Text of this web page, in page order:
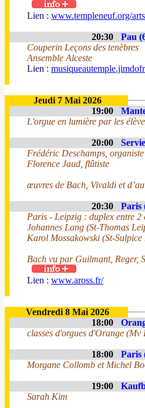
Lien : www.templeneuf.org/
20:30 Pau
Couperin Leçons des tenèbres
Ansemble Alceste
Lien :
Jeudi 7 Mai 2026
19:00
L'orgue en lumière par les
20:00
Frédéric Deschamps, organiste
Florence Jaud, flûtiste
œuvres de Bach, Vivaldi et
20:30 Paris
Paris - Leipzig : duplex entre 2
Johannes Lang (St-Thomas
Karol Mossakowski (St-
Bach vu par Guilmant, Reger,
Lien : www.aross.fr/
Vendredi 8 Mai 2026
18:00
classes d'orgues d'Orange
18:00 Paris
Morgane Collomb et Michel
19:00
Sarah Kim